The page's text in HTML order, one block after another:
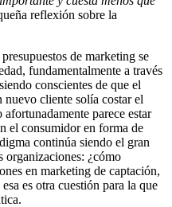
reflexión sobre la
de marketing se
fundamentalmente a través
conscientes de que el
cliente solía costar el
parece estar
el consumidor en forma de
continúa siendo el gran
organizaciones: ¿cómo
en marketing de captación,
es otra cuestión para la que